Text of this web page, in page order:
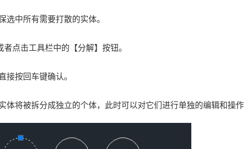
选中所有需要打散的实体。
点击工具栏中的【分解】按钮。
接按回车键确认。
体将被拆分成独立的个体，此时可以对它们进行单独的编辑和操作